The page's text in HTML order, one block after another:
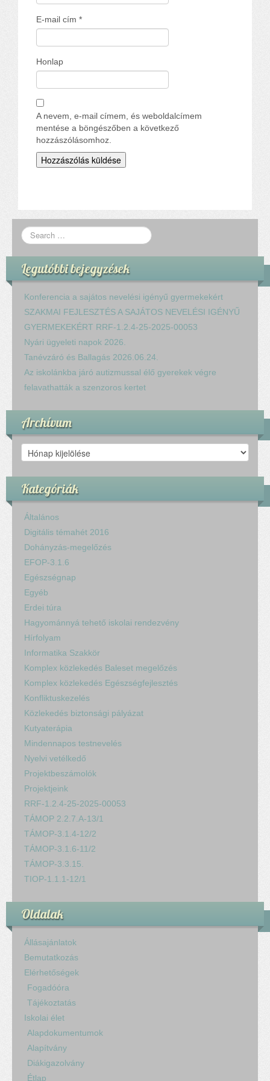
E-mail cím *
Honlap
A nevem, e-mail címem, és weboldalcímem
mentése a böngészőben a következő
hozzászólásomhoz.
Legutóbbi bejegyzések
Konferencia a sajátos nevelési igényű gyermekekért
SZAKMAI FEJLESZTÉS A SAJÁTOS NEVELÉSI IGÉNYŰ
GYERMEKEKÉRT RRF-1.2.4-25-2025-00053
Nyári ügyeleti napok 2026.
Tanévzáró és Ballagás 2026.06.24.
Az iskolánkba járó autizmussal élő gyerekek végre
felavathatták a szenzoros kertet
Archívum
Archívum
Kategóriák
Általános
Digitális témahét 2016
Dohányzás-megelőzés
EFOP-3.1.6
Egészségnap
Egyéb
Erdei túra
Hagyománnyá tehető iskolai rendezvény
Hírfolyam
Informatika Szakkör
Komplex közlekedés Baleset megelőzés
Komplex közlekedés Egészségfejlesztés
Konfliktuskezelés
Közlekedés biztonsági pályázat
Kutyaterápia
Mindennapos testnevelés
Nyelvi vetélkedő
Projektbeszámolók
Projektjeink
RRF-1.2.4-25-2025-00053
TÁMOP 2.2.7.A-13/1
TÁMOP-3.1.4-12/2
TÁMOP-3.1.6-11/2
TÁMOP-3.3.15.
TIOP-1.1.1-12/1
Oldalak
Állásajánlatok
Bemutatkozás
Elérhetőségek
Fogadóóra
Tájékoztatás
Iskolai élet
Alapdokumentumok
Alapítvány
Diákigazolvány
Étlap